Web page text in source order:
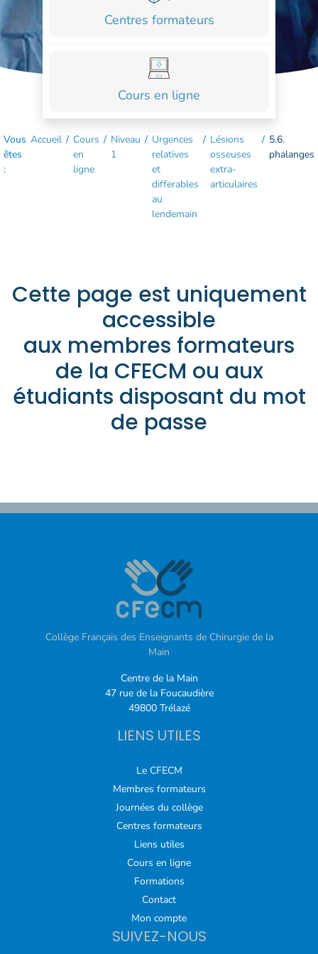
Centres formateurs
Cours en ligne
Vous
êtes
:
Accueil / Cours
en
ligne
/ Niveau
1
/ Urgences
relatives
et
differables
au
lendemain
/ Lésions
osseuses
extra-
articulaires
/ 5.6.
phalanges
Cette page est uniquement
accessible
aux membres formateurs
de la CFECM ou aux
étudiants disposant du mot
de passe
Collège Français des Enseignants de Chirurgie de la
Main
Centre de la Main
47 rue de la Foucaudière
49800 Trélazé
LIENS UTILES
Le CFECM
Membres formateurs
Journées du collège
Centres formateurs
Liens utiles
Cours en ligne
Formations
Contact
Mon compte
SUIVEZ-NOUS
FORMATIONS
CONTACT